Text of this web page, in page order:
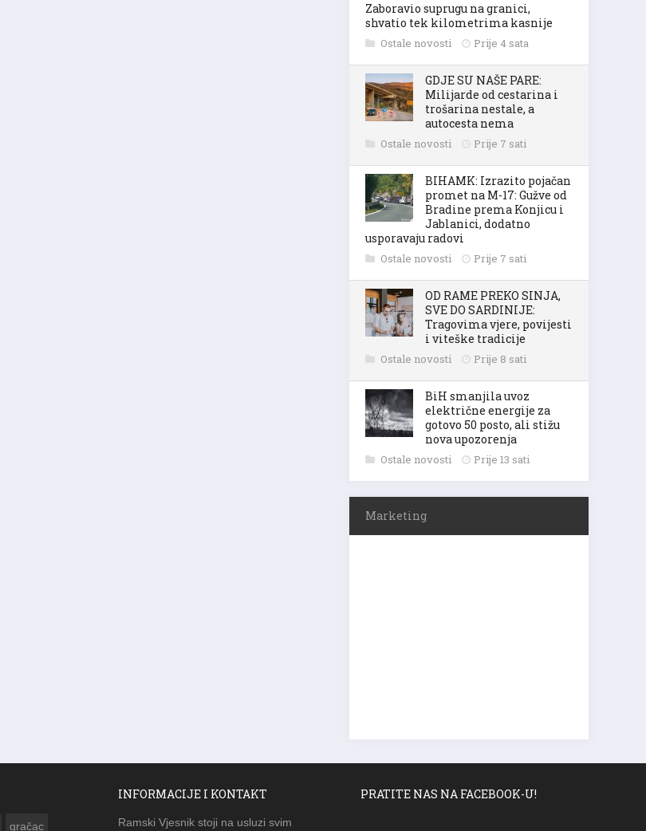
Zaboravio suprugu na granici,
shvatio tek kilometrima kasnije
Ostale novosti Prije 4 sata
GDJE SU NAŠE PARE:
Milijarde od cestarina i
trošarina nestale, a
autocesta nema
Ostale novosti Prije 7 sati
BIHAMK: Izrazito pojačan
promet na M-17: Gužve od
Bradine prema Konjicu i
Jablanici, dodatno
usporavaju radovi
Ostale novosti Prije 7 sati
OD RAME PREKO SINJA,
SVE DO SARDINIJE:
Tragovima vjere, povijesti
i viteške tradicije
Ostale novosti Prije 8 sati
BiH smanjila uvoz
električne energije za
gotovo 50 posto, ali stižu
nova upozorenja
Ostale novosti Prije 13 sati
Marketing
gračac
INFORMACIJE I KONTAKT
Ramski Vjesnik stoji na usluzi svim
PRATITE NAS NA FACEBOOK-U!